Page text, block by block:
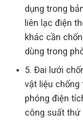
dụng trong
liên lạc điện
khác cần
dùng trong
5. Đai lưới
vật liệu
phóng điện
công suất thứ